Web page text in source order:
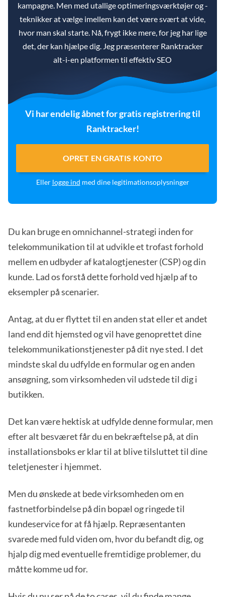
kampagne. Men med utallige optimeringsværktøjer og -
teknikker at vælge imellem kan det være svært at vide,
hvor man skal starte. Nå, frygt ikke mere, for jeg har lige
det, der kan hjælpe dig. Jeg præsenterer Ranktracker
alt-i-en platformen til effektiv SEO
Vi har endelig åbnet for gratis registrering til
Ranktracker!
OPRET EN GRATIS KONTO
Eller logge ind med dine legitimationsoplysninger
Du kan bruge en omnichannel-strategi inden for
telekommunikation til at udvikle et trofast forhold
mellem en udbyder af katalogtjenester (CSP) og din
kunde. Lad os forstå dette forhold ved hjælp af to
eksempler på scenarier.
Antag, at du er flyttet til en anden stat eller et andet
land end dit hjemsted og vil have genoprettet dine
telekommunikationstjenester på dit nye sted. I det
mindste skal du udfylde en formular og en anden
ansøgning, som virksomheden vil udstede til dig i
butikken.
Det kan være hektisk at udfylde denne formular, men
efter alt besværet får du en bekræftelse på, at din
installationsboks er klar til at blive tilsluttet til dine
teletjenester i hjemmet.
Men du ønskede at bede virksomheden om en
fastnetforbindelse på din bopæl og ringede til
kundeservice for at få hjælp. Repræsentanten
svarede med fuld viden om, hvor du befandt dig, og
hjalp dig med eventuelle fremtidige problemer, du
måtte komme ud for.